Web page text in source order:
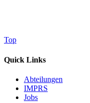
Top
Quick Links
Abteilungen
IMPRS
Jobs